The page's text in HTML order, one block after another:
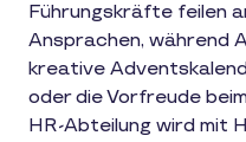
Führungskräfte feilen
Ansprachen, während
kreative
oder die Vorfreude
HR-Abteilung wird mit